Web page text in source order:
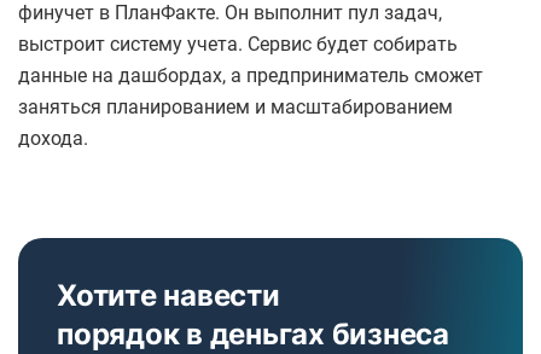
финучет в ПланФакте. Он выполнит пул задач,
выстроит систему учета. Сервис будет собирать
данные на дашбордах, а предприниматель сможет
заняться планированием и масштабированием
дохода.
Хотите навести
порядок в деньгах бизнеса